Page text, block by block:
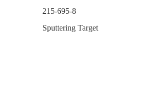
215-695-8
Sputtering Target